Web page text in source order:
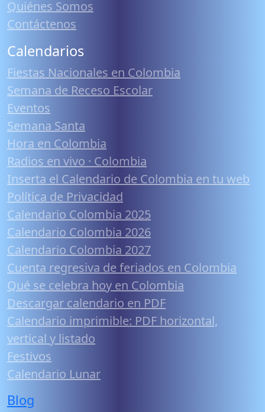
Quiénes Somos
Contáctenos
Calendarios
Fiestas Nacionales en Colombia
Semana de Receso Escolar
Eventos
Semana Santa
Hora en Colombia
Radios en vivo · Colombia
Inserta el Calendario de Colombia en tu web
Política de Privacidad
Calendario Colombia 2025
Calendario Colombia 2026
Calendario Colombia 2027
Cuenta regresiva de feriados en Colombia
Qué se celebra hoy en Colombia
Descargar calendario en PDF
Calendario imprimible: PDF horizontal,
vertical y listado
Festivos
Calendario Lunar
Blog